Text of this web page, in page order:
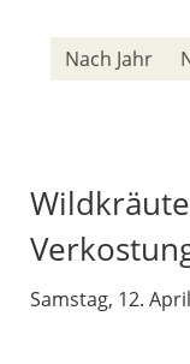
Nach Jahr
Samstag, 12.